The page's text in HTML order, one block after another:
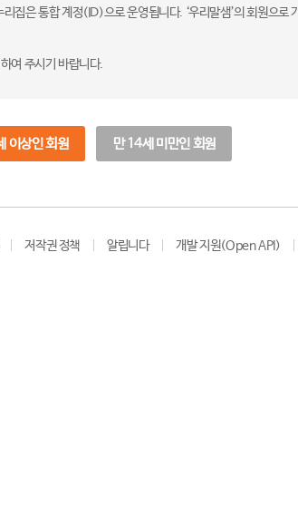
집은 통합 계정(ID)으로 운영됩니다. ‘우리말샘’의 회원으
여 주시기 바랍니다.
이상인 회원 만 14세 미만인 회원
저작권 정책 알립니다 개발 지원(Open API)